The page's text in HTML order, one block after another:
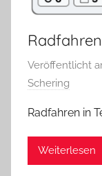
Veröffentlicht
Schering
Radfahren in
Weiterlesen